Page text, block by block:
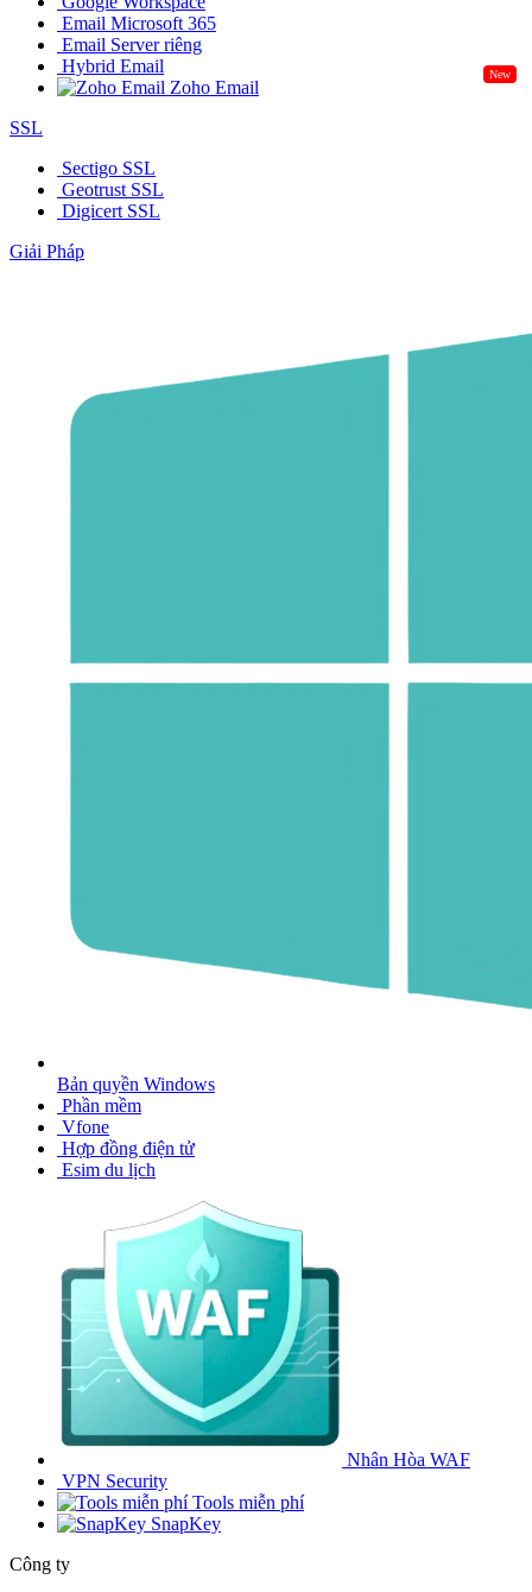
Email Microsoft 365
Email Server riêng
Hybrid Email
New
Zoho Email
SSL
Sectigo SSL
Geotrust SSL
Digicert SSL
Giải Pháp
Bản quyền Windows
Phần mềm
Vfone
Hợp đồng điện tử
Esim du lịch
Nhân Hòa WAF
VPN Security
Tools miễn phí
SnapKey
Công ty